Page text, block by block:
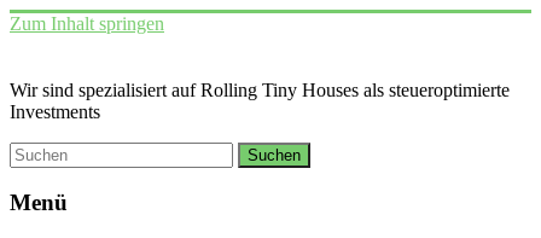
Zum Inhalt springen
Wir sind spezialisiert auf Rolling Tiny Houses als steueroptimierte
Investments
Menü